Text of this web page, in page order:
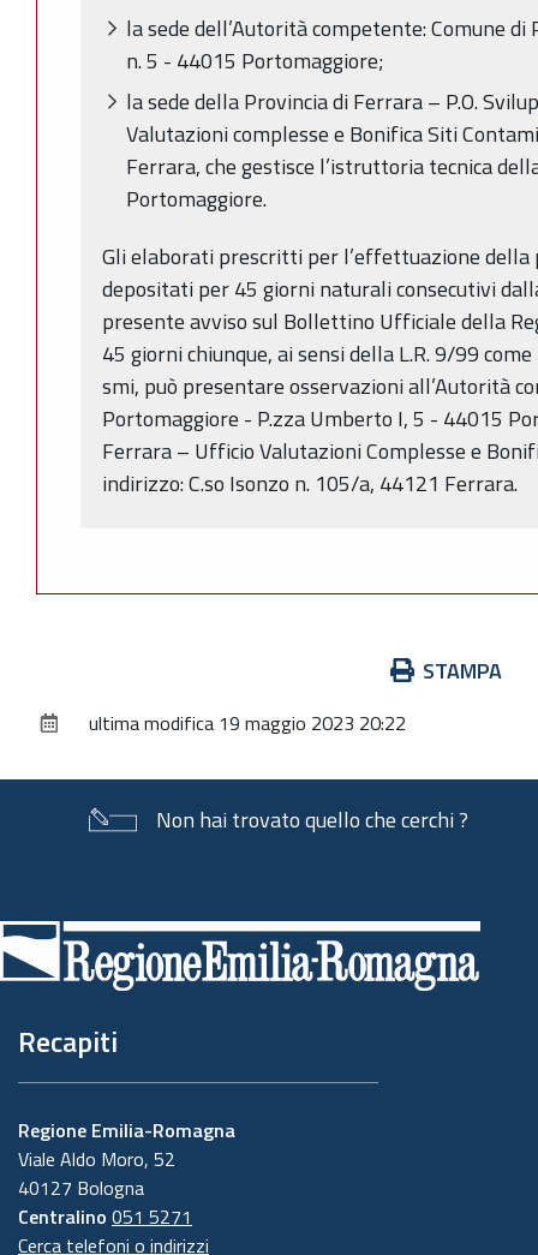
la sede dell’Autorità competente: Comune
n. 5 - 44015 Portomaggiore;
la sede della Provincia di Ferrara – P.O.
Valutazioni complesse e Bonifica Siti
Ferrara, che gestisce l’istruttoria tecnica
Portomaggiore.
Gli elaborati prescritti per l’effettuazione della
depositati per 45 giorni naturali consecutivi
presente avviso sul Bollettino Ufficiale della
45 giorni chiunque, ai sensi della L.R. 9/99
smi, può presentare osservazioni all’Autorità
Portomaggiore - P.zza Umberto I, 5 - 44015
Ferrara – Ufficio Valutazioni Complesse e
indirizzo: C.so Isonzo n. 105/a, 44121 Ferrara.
documento
STAMPA
ultima modifica 19 maggio 2023 20:22
Non hai trovato quello che cerchi ?
di
pagina
Recapiti
Regione Emilia-Romagna
Viale Aldo Moro, 52
40127 Bologna
Centralino 051 5271
Cerca telefoni o indirizzi